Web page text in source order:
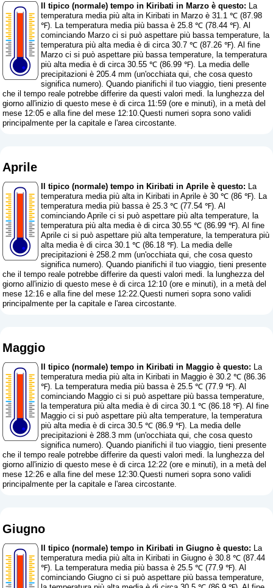
Il tipico (normale) tempo in Kiribati in Marzo è questo: La
temperatura media più alta in Kiribati in Marzo è 31.1 ℃ (87.98
℉). La temperatura media più bassa è 25.8 ℃ (78.44 ℉). Al
cominciando Marzo ci si può aspettare più bassa temperature, la
temperatura più alta media è di circa 30.7 ℃ (87.26 ℉). Al fine
Marzo ci si può aspettare più bassa temperature, la temperatura
più alta media è di circa 30.55 ℃ (86.99 ℉). La media delle
precipitazioni è 205.4 mm (un'occhiata qui, che cosa questo
significa numero). Quando pianifichi il tuo viaggio, tieni presente
che il tempo reale potrebbe differire da questi valori medi. la lunghezza del
giorno all'inizio di questo mese è di circa 11:59 (ore e minuti), in a metà del
mese 12:05 e alla fine del mese 12:10.Questi numeri sopra sono validi
principalmente per la capitale e l'area circostante.
Aprile
Il tipico (normale) tempo in Kiribati in Aprile è questo: La
temperatura media più alta in Kiribati in Aprile è 30 ℃ (86 ℉). La
temperatura media più bassa è 25.3 ℃ (77.54 ℉). Al
cominciando Aprile ci si può aspettare più alta temperature, la
temperatura più alta media è di circa 30.55 ℃ (86.99 ℉). Al fine
Aprile ci si può aspettare più alta temperature, la temperatura più
alta media è di circa 30.1 ℃ (86.18 ℉). La media delle
precipitazioni è 258.2 mm (un'occhiata qui, che cosa questo
significa numero). Quando pianifichi il tuo viaggio, tieni presente
che il tempo reale potrebbe differire da questi valori medi. la lunghezza del
giorno all'inizio di questo mese è di circa 12:10 (ore e minuti), in a metà del
mese 12:16 e alla fine del mese 12:22.Questi numeri sopra sono validi
principalmente per la capitale e l'area circostante.
Maggio
Il tipico (normale) tempo in Kiribati in Maggio è questo: La
temperatura media più alta in Kiribati in Maggio è 30.2 ℃ (86.36
℉). La temperatura media più bassa è 25.5 ℃ (77.9 ℉). Al
cominciando Maggio ci si può aspettare più bassa temperature,
la temperatura più alta media è di circa 30.1 ℃ (86.18 ℉). Al fine
Maggio ci si può aspettare più alta temperature, la temperatura
più alta media è di circa 30.5 ℃ (86.9 ℉). La media delle
precipitazioni è 288.3 mm (un'occhiata qui, che cosa questo
significa numero). Quando pianifichi il tuo viaggio, tieni presente
che il tempo reale potrebbe differire da questi valori medi. la lunghezza del
giorno all'inizio di questo mese è di circa 12:22 (ore e minuti), in a metà del
mese 12:26 e alla fine del mese 12:30.Questi numeri sopra sono validi
principalmente per la capitale e l'area circostante.
Giugno
Il tipico (normale) tempo in Kiribati in Giugno è questo: La
temperatura media più alta in Kiribati in Giugno è 30.8 ℃ (87.44
℉). La temperatura media più bassa è 25.5 ℃ (77.9 ℉). Al
cominciando Giugno ci si può aspettare più bassa temperature,